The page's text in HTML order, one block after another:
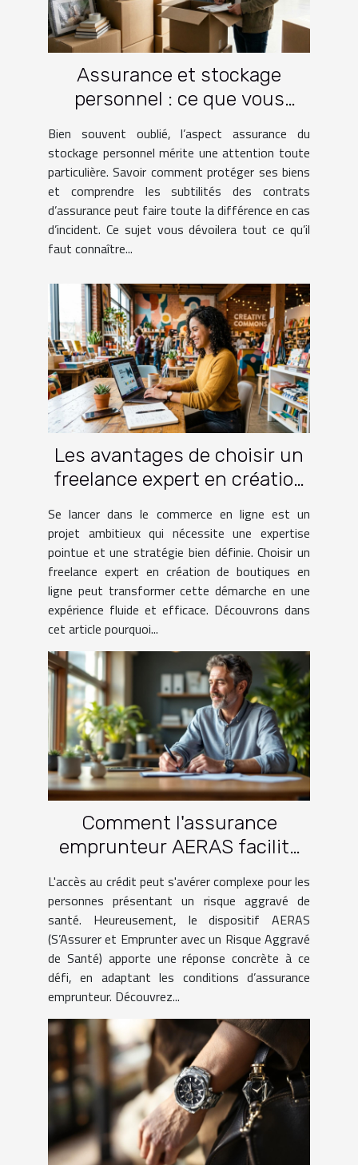
Assurance et stockage
personnel : ce que vous
devez savoir
Bien souvent oublié, l’aspect assurance du
stockage personnel mérite une attention toute
particulière. Savoir comment protéger ses biens
et comprendre les subtilités des contrats
d’assurance peut faire toute la différence en cas
d’incident. Ce sujet vous dévoilera tout ce qu’il
faut connaître...
Les avantages de choisir un
freelance expert en création
Se lancer dans le commerce en ligne est un
projet ambitieux qui nécessite une expertise
pointue et une stratégie bien définie. Choisir un
freelance expert en création de boutiques en
ligne peut transformer cette démarche en une
expérience fluide et efficace. Découvrons dans
cet article pourquoi...
Comment l'assurance
emprunteur AERAS facilite
l'accès au crédit pour les
personnes à risque ?
L'accès au crédit peut s'avérer complexe pour les
personnes présentant un risque aggravé de
santé. Heureusement, le dispositif AERAS
(S’Assurer et Emprunter avec un Risque Aggravé
de Santé) apporte une réponse concrète à ce
défi, en adaptant les conditions d’assurance
emprunteur. Découvrez...